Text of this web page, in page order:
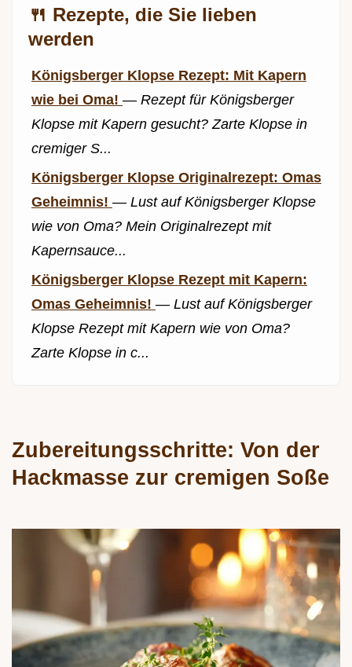
🍴 Rezepte, die Sie lieben
werden
Königsberger Klopse Rezept: Mit Kapern
wie bei Oma! — Rezept für Königsberger
Klopse mit Kapern gesucht? Zarte Klopse in
cremiger S...
Königsberger Klopse Originalrezept: Omas
Geheimnis! — Lust auf Königsberger Klopse
wie von Oma? Mein Originalrezept mit
Kapernsauce...
Königsberger Klopse Rezept mit Kapern:
Omas Geheimnis! — Lust auf Königsberger
Klopse Rezept mit Kapern wie von Oma?
Zarte Klopse in c...
Zubereitungsschritte: Von der
Hackmasse zur cremigen Soße